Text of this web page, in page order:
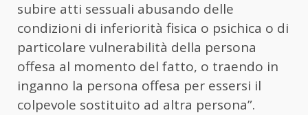
subire atti sessuali abusando delle
condizioni di inferiorità fisica o psichica o di
particolare vulnerabilità della persona
offesa al momento del fatto, o traendo in
inganno la persona offesa per essersi il
colpevole sostituito ad altra persona”.